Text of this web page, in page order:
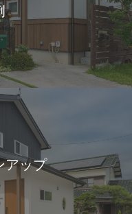
アップ